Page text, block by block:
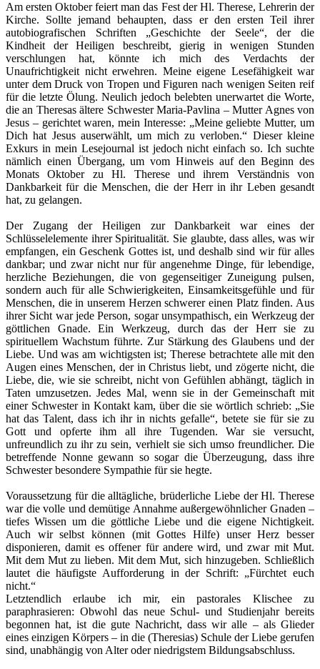
Am ersten Oktober feiert man das Fest der Hl. Therese, Lehrerin der
Kirche. Sollte jemand behaupten, dass er den ersten Teil ihrer
autobiografischen Schriften „Geschichte der Seele“, der die
Kindheit der Heiligen beschreibt, gierig in wenigen Stunden
verschlungen hat, könnte ich mich des Verdachts der
Unaufrichtigkeit nicht erwehren. Meine eigene Lesefähigkeit war
unter dem Druck von Tropen und Figuren nach wenigen Seiten reif
für die letzte Ölung. Neulich jedoch belebten unerwartet die Worte,
die an Theresas ältere Schwester Maria-Pavlina – Mutter Agnes von
Jesus – gerichtet waren, mein Interesse: „Meine geliebte Mutter, um
Dich hat Jesus auserwählt, um mich zu verloben.“ Dieser kleine
Exkurs in mein Lesejournal ist jedoch nicht einfach so. Ich suchte
nämlich einen Übergang, um vom Hinweis auf den Beginn des
Monats Oktober zu Hl. Therese und ihrem Verständnis von
Dankbarkeit für die Menschen, die der Herr in ihr Leben gesandt
hat, zu gelangen.
Der Zugang der Heiligen zur Dankbarkeit war eines der
Schlüsselelemente ihrer Spiritualität. Sie glaubte, dass alles, was wir
empfangen, ein Geschenk Gottes ist, und deshalb sind wir für alles
dankbar; und zwar nicht nur für angenehme Dinge, für lebendige,
herzliche Beziehungen, die von gegenseitiger Zuneigung pulsen,
sondern auch für alle Schwierigkeiten, Einsamkeitsgefühle und für
Menschen, die in unserem Herzen schwerer einen Platz finden. Aus
ihrer Sicht war jede Person, sogar unsympathisch, ein Werkzeug der
göttlichen Gnade. Ein Werkzeug, durch das der Herr sie zu
spirituellem Wachstum führte. Zur Stärkung des Glaubens und der
Liebe. Und was am wichtigsten ist; Therese betrachtete alle mit den
Augen eines Menschen, der in Christus liebt, und zögerte nicht, die
Liebe, die, wie sie schreibt, nicht von Gefühlen abhängt, täglich in
Taten umzusetzen. Jedes Mal, wenn sie in der Gemeinschaft mit
einer Schwester in Kontakt kam, über die sie wörtlich schrieb: „Sie
hat das Talent, dass ich ihr in nichts gefalle“, betete sie für sie zu
Gott und opferte ihm all ihre Tugenden. War sie versucht,
unfreundlich zu ihr zu sein, verhielt sie sich umso freundlicher. Die
betreffende Nonne gewann so sogar die Überzeugung, dass ihre
Schwester besondere Sympathie für sie hegte.
Voraussetzung für die alltägliche, brüderliche Liebe der Hl. Therese
war die volle und demütige Annahme außergewöhnlicher Gnaden –
tiefes Wissen um die göttliche Liebe und die eigene Nichtigkeit.
Auch wir selbst können (mit Gottes Hilfe) unser Herz besser
disponieren, damit es offener für andere wird, und zwar mit Mut.
Mit dem Mut zu lieben. Mit dem Mut, sich hinzugeben. Schließlich
lautet die häufigste Aufforderung in der Schrift: „Fürchtet euch
nicht.“
Letztendlich erlaube ich mir, ein pastorales Klischee zu
paraphrasieren: Obwohl das neue Schul- und Studienjahr bereits
begonnen hat, ist die gute Nachricht, dass wir alle – als Glieder
eines einzigen Körpers – in die (Theresias) Schule der Liebe gerufen
sind, unabhängig von Alter oder niedrigstem Bildungsabschluss.